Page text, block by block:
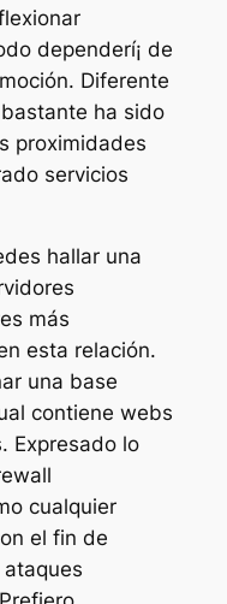
dependerí¡ de
Diferente
ha sido
proximidades
servicios
hallar una
más
esta relación.
una base
contiene webs
Expresado lo
cualquier
el fin de